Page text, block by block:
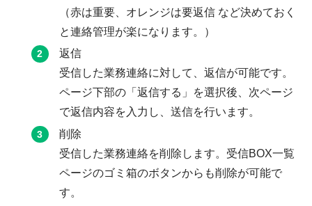
（赤は重要、オレンジは要返信 など決めておく
と連絡管理が楽になります。）
返信
受信した業務連絡に対して、返信が可能です。
ページ下部の「返信する」を選択後、次ページ
で返信内容を入力し、送信を行います。
削除
受信した業務連絡を削除します。受信BOX一覧
ページのゴミ箱のボタンからも削除が可能で
す。